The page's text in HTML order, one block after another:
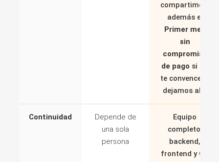
compartimos,
además el
Primer mes
sin
compromiso
de pago si no
te convence lo
dejamos ahí.
Continuidad
Depende de
una sola
persona
Equipo
completo:
backend,
frontend y QA